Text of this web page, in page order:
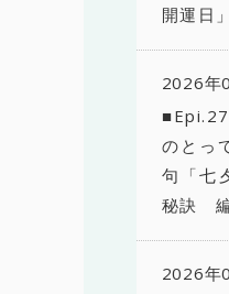
開運日
2026年
のとっ
句「七
秘訣
2026年